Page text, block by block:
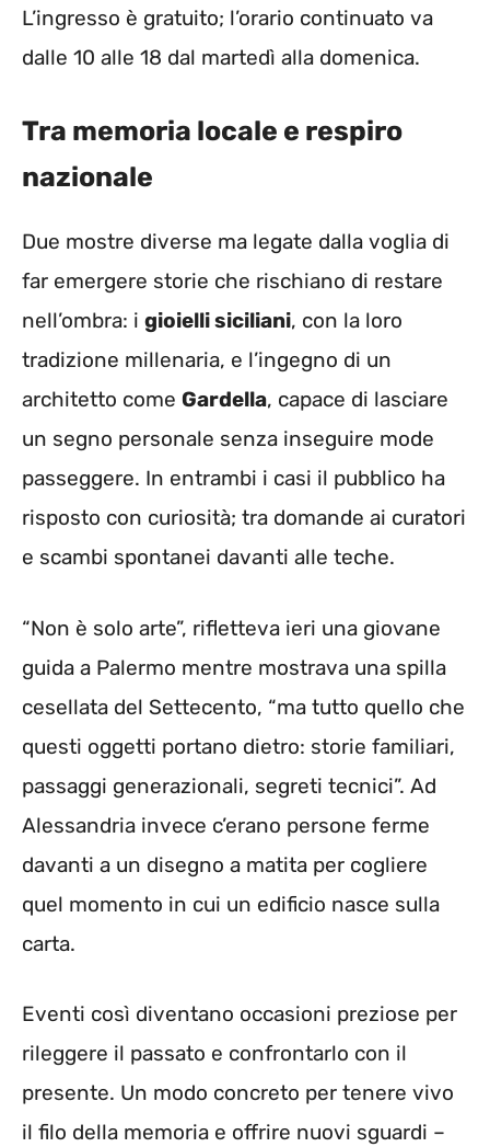
L’ingresso è gratuito; l’orario continuato va
dalle 10 alle 18 dal martedì alla domenica.
Tra memoria locale e respiro
nazionale
Due mostre diverse ma legate dalla voglia di
far emergere storie che rischiano di restare
nell’ombra: i gioielli siciliani, con la loro
tradizione millenaria, e l’ingegno di un
architetto come Gardella, capace di lasciare
un segno personale senza inseguire mode
passeggere. In entrambi i casi il pubblico ha
risposto con curiosità; tra domande ai curatori
e scambi spontanei davanti alle teche.
“Non è solo arte”, rifletteva ieri una giovane
guida a Palermo mentre mostrava una spilla
cesellata del Settecento, “ma tutto quello che
questi oggetti portano dietro: storie familiari,
passaggi generazionali, segreti tecnici”. Ad
Alessandria invece c’erano persone ferme
davanti a un disegno a matita per cogliere
quel momento in cui un edificio nasce sulla
carta.
Eventi così diventano occasioni preziose per
rileggere il passato e confrontarlo con il
presente. Un modo concreto per tenere vivo
il filo della memoria e offrire nuovi sguardi –